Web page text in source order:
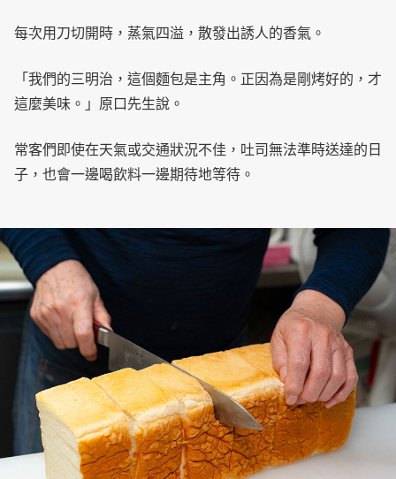
每次用刀切開時，蒸氣四溢，散發出誘人的香氣。
「我們的三明治，這個麵包是主角。正因為是剛烤好的，才
這麼美味。」原口先生說。
常客們即使在天氣或交通狀況不佳，吐司無法準時送達的日
子，也會一邊喝飲料一邊期待地等待。